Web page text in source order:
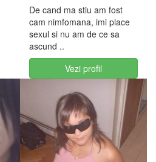
De cand ma stiu am fost
cam nimfomana, imi place
sexul si nu am de ce sa
ascund ..
Vezi profil